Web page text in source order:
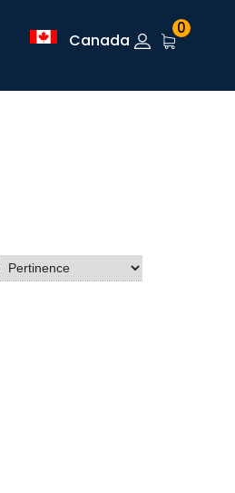
Canada
0